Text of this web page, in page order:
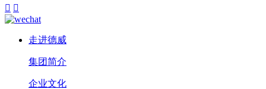
 
走进德威
集团简介
企业文化